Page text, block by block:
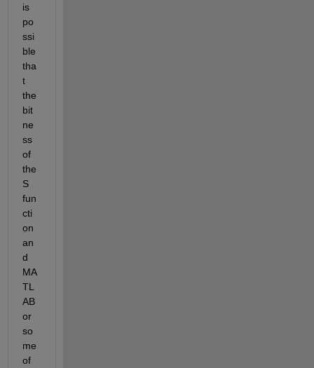
is
po
ssi
ble
tha
t
the
bit
ne
ss
of
the
S
fun
cti
on
an
d
MA
TL
AB
or
so
me
of